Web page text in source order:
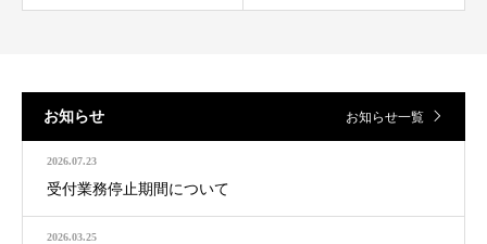
お知らせ お知らせ一覧
2026.07.23
受付業務停止期間について
2026.03.25